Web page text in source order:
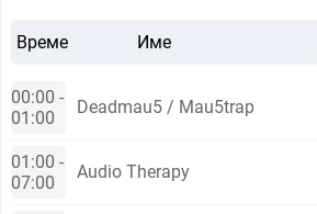
Време Име
00:00 -
01:00
Deadmau5 / Mau5trap
01:00 -
07:00
Audio Therapy